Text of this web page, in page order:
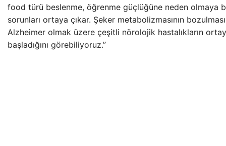
food türü beslenme, öğrenme güçlüğüne neden olmaya
sorunları ortaya çıkar. Şeker metabolizmasının
Alzheimer olmak üzere çeşitli nörolojik hastalıkların
başladığını görebiliyoruz.”